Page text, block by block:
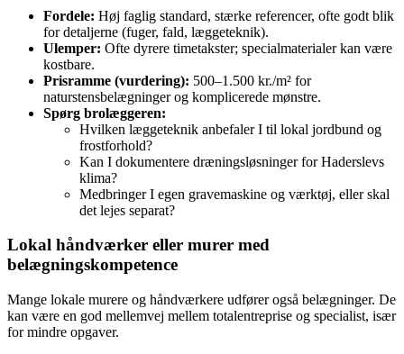
Fordele: Høj faglig standard, stærke referencer, ofte godt blik
for detaljerne (fuger, fald, læggeteknik).
Ulemper: Ofte dyrere timetakster; specialmaterialer kan være
kostbare.
Prisramme (vurdering): 500–1.500 kr./m² for
naturstensbelægninger og komplicerede mønstre.
Spørg brolæggeren:
Hvilken læggeteknik anbefaler I til lokal jordbund og
frostforhold?
Kan I dokumentere dræningsløsninger for Haderslevs
klima?
Medbringer I egen gravemaskine og værktøj, eller skal
det lejes separat?
Lokal håndværker eller murer med
belægningskompetence
Mange lokale murere og håndværkere udfører også belægninger. De
kan være en god mellemvej mellem totalentreprise og specialist, især
for mindre opgaver.